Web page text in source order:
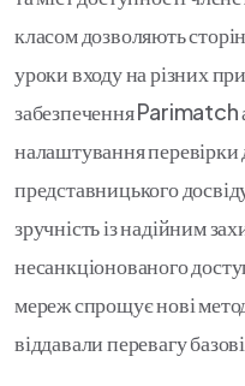
класом дозволяють
уроки входу на різних
забезпечення Parimatch
налаштування перевірки
представницького
зручність із надійним
несанкціонованого
мереж спрощує нові
віддавали перевагу